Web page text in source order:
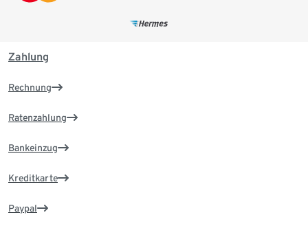
Zahlung
Rechnung
Ratenzahlung
Bankeinzug
Kreditkarte
Paypal